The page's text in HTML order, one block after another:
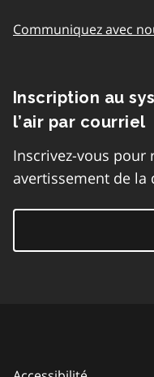
Communiquez avec
Inscription au
l’air par courriel
Inscrivez-vous pour
avertissement de la